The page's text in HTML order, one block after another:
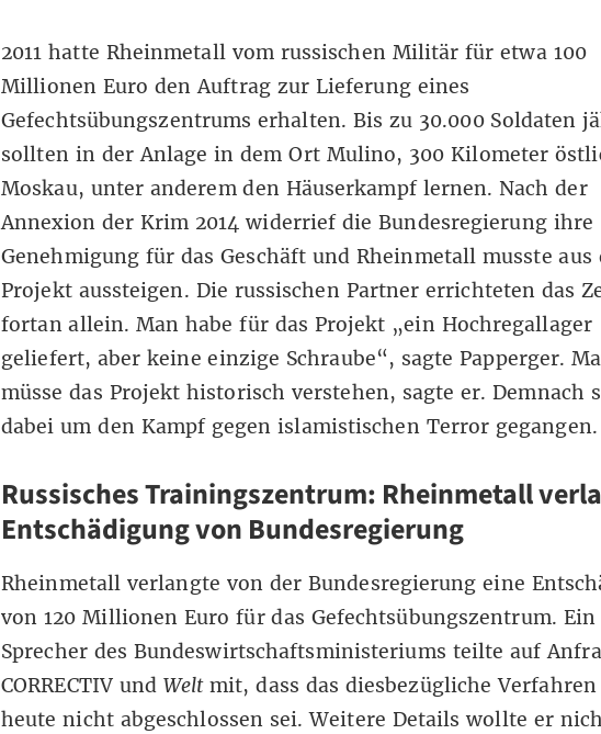
2011 hatte Rheinmetall vom russischen Militär für etwa 100
Millionen Euro den Auftrag zur Lieferung eines
Gefechtsübungszentrums erhalten. Bis zu 30.000 Soldaten
sollten in der Anlage in dem Ort Mulino, 300 Kilometer
Moskau, unter anderem den Häuserkampf lernen. Nach der
Annexion der Krim 2014 widerrief die Bundesregierung ihre
Genehmigung für das Geschäft und Rheinmetall musste aus
Projekt aussteigen. Die russischen Partner errichteten das
fortan allein. Man habe für das Projekt „ein Hochregallager
geliefert, aber keine einzige Schraube“, sagte Papperger.
müsse das Projekt historisch verstehen, sagte er. Demnach
dabei um den Kampf gegen islamistischen Terror gegangen.
Russisches Trainingszentrum: Rheinmetall
Entschädigung von Bundesregierung
Rheinmetall verlangte von der Bundesregierung eine
von 120 Millionen Euro für das Gefechtsübungszentrum. Ein
Sprecher des Bundeswirtschaftsministeriums teilte auf
CORRECTIV und Weltmit, dass das diesbezügliche Verfahren
heute nicht abgeschlossen sei. Weitere Details wollte er